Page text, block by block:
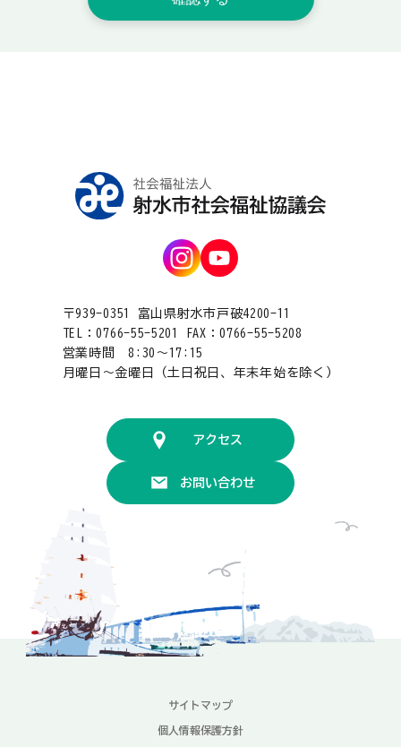
〒939-0351 富山県射水市戸破4200-11
TEL：0766-55-5201 FAX：0766-55-5208
営業時間 8:30〜17:15
月曜日〜金曜日（土日祝日、年末年始を除く）
アクセス
お問い合わせ
サイトマップ
個人情報保護方針